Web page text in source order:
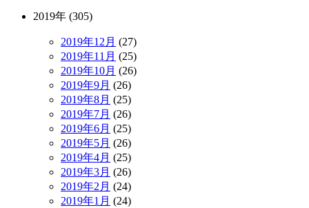
2019年 (305)
2019年12月 (27)
2019年11月 (25)
2019年10月 (26)
2019年9月 (26)
2019年8月 (25)
2019年7月 (26)
2019年6月 (25)
2019年5月 (26)
2019年4月 (25)
2019年3月 (26)
2019年2月 (24)
2019年1月 (24)